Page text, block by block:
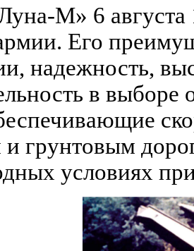
М» 6
Его
надежность,
в
грунтовым
условиях